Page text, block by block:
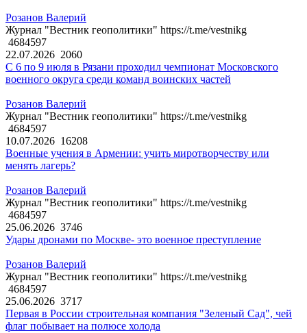
Розанов Валерий
Журнал "Вестник геополитики" https://t.me/vestnikg
4684597
22.07.2026 2060
С 6 по 9 июля в Рязани проходил чемпионат Московского
военного округа среди команд воинских частей
Розанов Валерий
Журнал "Вестник геополитики" https://t.me/vestnikg
4684597
10.07.2026 16208
Военные учения в Армении: учить миротворчеству или
менять лагерь?
Розанов Валерий
Журнал "Вестник геополитики" https://t.me/vestnikg
4684597
25.06.2026 3746
Удары дронами по Москве- это военное преступление
Розанов Валерий
Журнал "Вестник геополитики" https://t.me/vestnikg
4684597
25.06.2026 3717
Первая в России строительная компания "Зеленый Сад", чей
флаг побывает на полюсе холода